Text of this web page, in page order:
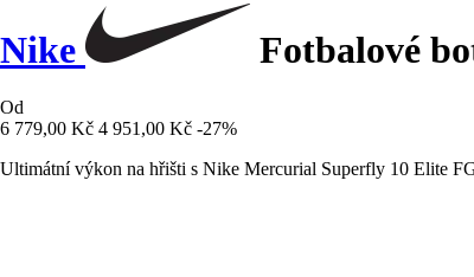
Nike Fotbalové
Od
6 779,00 Kč 4 951,00 Kč -27%
Ultimátní výkon na hřišti s Nike Mercurial Superfly 10 Elite